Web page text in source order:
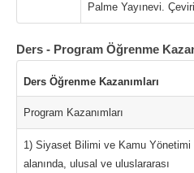
Palme Yayınevi.
Ders - Program Öğrenme
Ders Öğrenme Kazanımları
Program Kazanımları
1) Siyaset Bilimi ve Kamu Yönetimi
alanında, ulusal ve uluslararası